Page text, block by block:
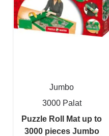
Jumbo
3000 Palat
Puzzle Roll Mat up to
3000 pieces Jumbo